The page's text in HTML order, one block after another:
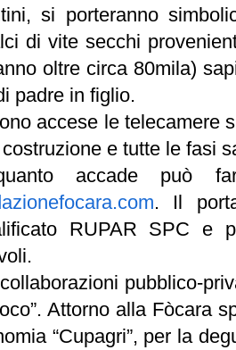
si porteranno
di vite secchi
oltre circa 80mila)
padre in figlio.
accese le telecamere
e tutte le fasi
accade può
. Il
RUPAR SPC e
pubblico-
Attorno alla Fòcara
“Cupagri”, per la